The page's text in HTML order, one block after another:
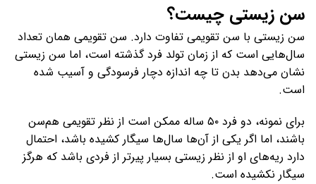
سن زیستی چیست؟
سن زیستی با سن تقویمی تفاوت دارد. سن تقویمی همان تعداد
سال‌هایی است که از زمان تولد فرد گذشته است، اما سن زیستی
نشان می‌دهد بدن تا چه اندازه دچار فرسودگی و آسیب شده
است.
برای نمونه، دو فرد ۵۰ ساله ممکن است از نظر تقویمی هم‌سن
باشند، اما اگر یکی از آن‌ها سال‌ها سیگار کشیده باشد، احتمال
دارد ریه‌های او از نظر زیستی بسیار پیرتر از فردی باشد که هرگز
سیگار نکشیده است.